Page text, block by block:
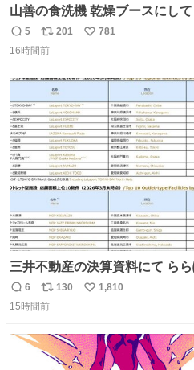
山善の食洗機 乾燥ブースにし
でコレクションケースを置くだ
に開き天井の温度もしっかり上
返
信
5
リ
ポ
ト
数
201
い
781
16時間前
三井不動産の決算資料にて ら
パークの店舗別売上高（2025年
返
信
6
リ
ポ
ト
数
130
い
数
1,810
15時間前